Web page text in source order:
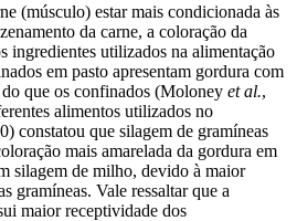
(músculo) estar mais condicionada às
da carne, a coloração da
ingredientes utilizados na alimentação
em pasto apresentam gordura com
que os confinados (Moloney et al.,
alimentos utilizados no
constatou que silagem de gramíneas
mais amarelada da gordura em
silagem de milho, devido à maior
gramíneas. Vale ressaltar que a
maior receptividade dos